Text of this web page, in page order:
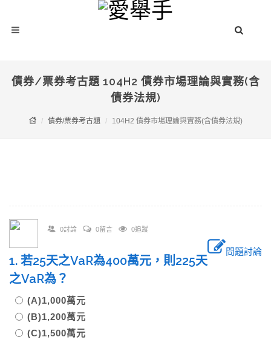
債券/票券考古題 104H2 債券市場理論與實務(含
債券法規)
債券/票券考古題 104H2 債券市場理論與實務(含債券法規)
0討論 0留言 0追蹤
問題討論
1. 若25天之VaR為400萬元，則225天
之VaR為？
(A)1,000萬元
(B)1,200萬元
(C)1,500萬元